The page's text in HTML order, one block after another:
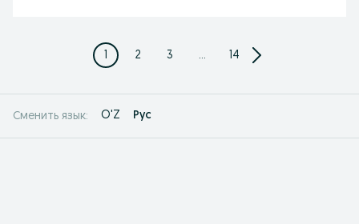
1 2 3 ... 14
Сменить язык: O'Z Рус